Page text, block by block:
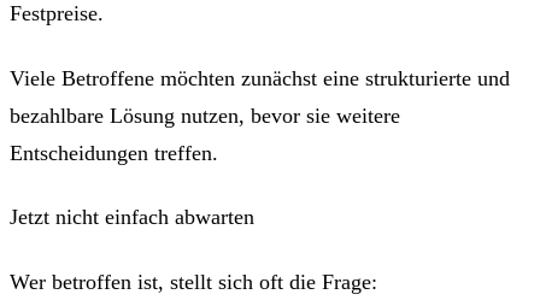
Festpreise.
Viele Betroffene möchten zunächst eine strukturierte und
bezahlbare Lösung nutzen, bevor sie weitere
Entscheidungen treffen.
Jetzt nicht einfach abwarten
Wer betroffen ist, stellt sich oft die Frage: